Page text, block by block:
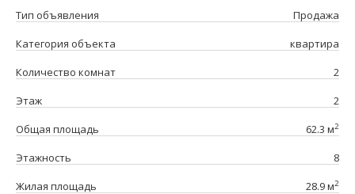
Тип объявления
Продажа
Категория объекта
квартира
Количество комнат
2
Этаж
2
Общая площадь
62.3 м2
Этажность
8
Жилая площадь
28.9 м2